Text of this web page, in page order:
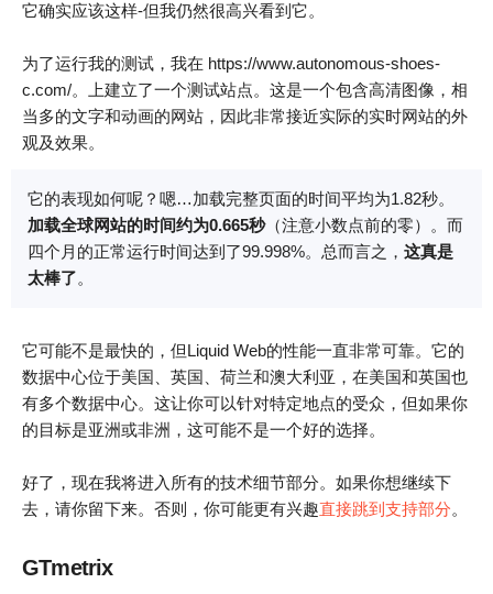
它确实应该这样-但我仍然很高兴看到它。
为了运行我的测试，我在 https://www.autonomous-shoes-
c.com/。上建立了一个测试站点。这是一个包含高清图像，相
当多的文字和动画的网站，因此非常接近实际的实时网站的外
观及效果。
它的表现如何呢？嗯…加载完整页面的时间平均为1.82秒。
加载全球网站的时间约为0.665秒（注意小数点前的零）。而
四个月的正常运行时间达到了99.998%。总而言之， 这真是
太棒了。
它可能不是最快的，但Liquid Web的性能一直非常可靠。它的
数据中心位于美国、英国、荷兰和澳大利亚，在美国和英国也
有多个数据中心。这让你可以针对特定地点的受众，但如果你
的目标是亚洲或非洲，这可能不是一个好的选择。
好了，现在我将进入所有的技术细节部分。如果你想继续下
去，请你留下来。否则，你可能更有兴趣直接跳到支持部分。
GTmetrix